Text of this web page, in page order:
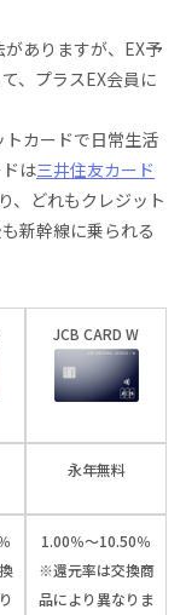
ありますが、EX予
、プラスEX会員に
カードで日常生活
は三井住友カード
、どれもクレジット
新幹線に乗られる
JCB CARD W
永年無料
1.00％～10.50％
※還元率は交換商
品により異なりま